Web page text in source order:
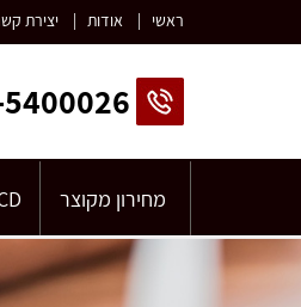
ראשי | אודות | יצירת
מחירון מקוצר